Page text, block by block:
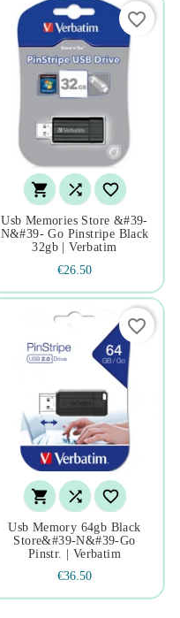
  
Usb Memories Store &#39-
N&#39- Go Pinstripe Black
32gb | Verbatim
€26.50
favorite_border
  
Usb Memory 64gb Black
Store&#39-N&#39-Go
Pinstr. | Verbatim
€36.50
favorite_border